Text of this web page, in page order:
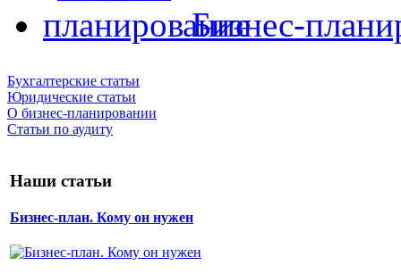
Бизнес-
Бухгалтерские статьи
Юридические статьи
О бизнес-планировании
Статьи по аудиту
Наши статьи
Бизнес-план. Кому он нужен